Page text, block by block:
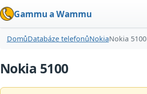
Gammu a Wammu
DomůDatabáze telefonůNokiaNokia 5100
Nokia 5100